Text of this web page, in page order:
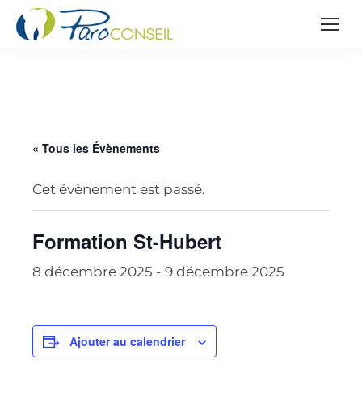
« Tous les Évènements
Cet évènement est passé.
Formation St-Hubert
8 décembre 2025 - 9 décembre 2025
Ajouter au calendrier